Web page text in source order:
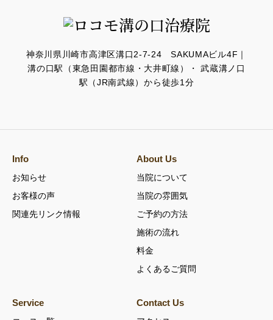
神奈川県川崎市高津区溝口2-7-24 SAKUMAビル4F｜
溝の口駅（東急田園都市線・大井町線）・ 武蔵溝ノ口
駅（JR南武線）から徒歩1分
Info
お知らせ
お客様の声
関連先リンク情報
About Us
当院について
当院の雰囲気
ご予約の方法
施術の流れ
料金
よくあるご質問
Service Contact Us